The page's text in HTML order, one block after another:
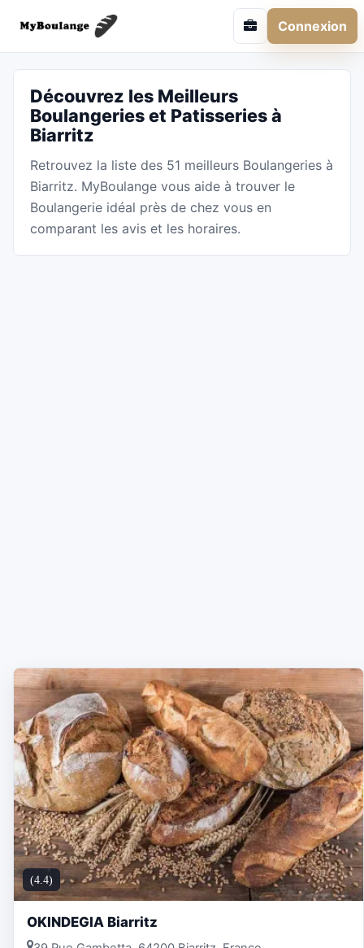
Connexion
Découvrez les Meilleurs
Boulangeries et Patisseries à
Biarritz
Retrouvez la liste des 51 meilleurs Boulangeries à
Biarritz. MyBoulange vous aide à trouver le
Boulangerie idéal près de chez vous en
comparant les avis et les horaires.
(4.4)
OKINDEGIA Biarritz